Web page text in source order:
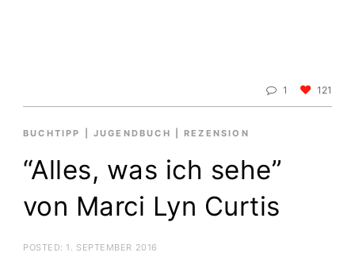
1 121
BUCHTIPP JUGENDBUCH REZENSION
“Alles, was ich sehe”
von Marci Lyn Curtis
POSTED: 1. SEPTEMBER 2016